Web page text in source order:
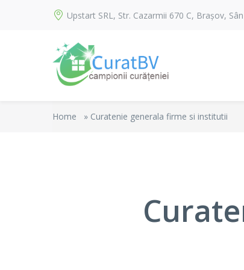
Upstart SRL, Str. Cazarmii 670 C, Brașov,
Home » Curatenie generala firme si institutii